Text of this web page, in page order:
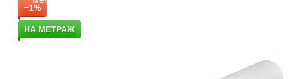
−1%
НА МЕТРАЖ